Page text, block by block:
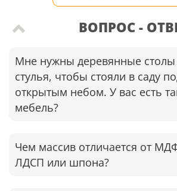
ВОПРОС -
Мне нужны деревянные столы
стулья, чтобы стояли в саду
открытым небом. У вас есть
мебель?
Чем массив отличается от
ЛДСП или шпона?